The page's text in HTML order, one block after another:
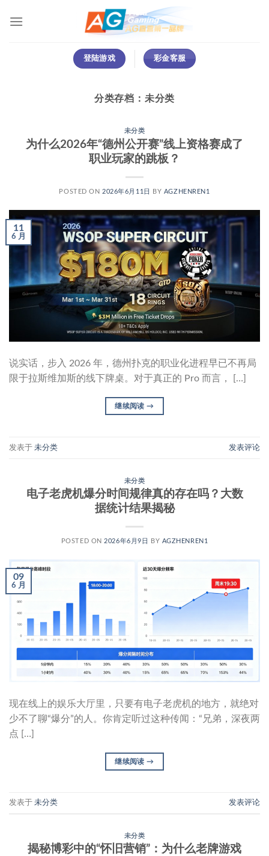
登陆游戏 彩金客服
分类存档： 未分类
未分类
为什么2026年“德州公开赛”线上资格赛成了
职业玩家的跳板？
POSTED ON 2026年6月11日 BY AGZHENREN1
11
6 月
说实话，步入 2026 年，德州扑克的职业化进程早已不再局
限于拉斯维加斯的线下牌桌。对于真正的 Pro 而言， […]
继续阅读→
发表于 未分类 发表评论
未分类
电子老虎机爆分时间规律真的存在吗？大数
据统计结果揭秘
POSTED ON 2026年6月9日 BY AGZHENREN1
09
6 月
现在线上的娱乐大厅里，只要有电子老虎机的地方，就绝对
少不了聊“爆分”的人。你肯定听过这种传闻：“兄弟，深夜两
点 […]
继续阅读→
发表于 未分类 发表评论
未分类
揭秘博彩中的“怀旧营销”：为什么老牌游戏